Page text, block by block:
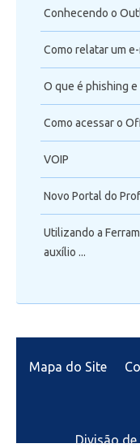
Conhecendo o
Como relatar um
O que é phishing
Como acessar o
VOIP
Novo Portal do
Utilizando a
auxílio ...
Mapa do Site
Divisão